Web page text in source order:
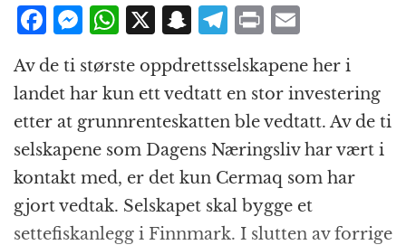
F
a
c
e
b
o
o
k
M
ss
e
n
g
e
r
W
at
s
A
p
p
X S
a
p
c
h
at
T
el
e
g
r
a
m
P
n
t
m
ai
l
Av de ti største oppdrettsselskapene her i
landet har kun ett vedtatt en stor investering
etter at grunnrenteskatten ble vedtatt. Av de ti
selskapene som Dagens Næringsliv har vært i
kontakt med, er det kun Cermaq som har
gjort vedtak. Selskapet skal bygge et
settefiskanlegg i Finnmark. I slutten av forrige